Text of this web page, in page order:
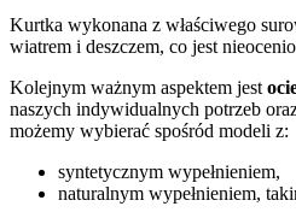
Kurtka wykonana z właściwego
wiatrem i deszczem, co jest
Kolejnym ważnym aspektem jest
naszych indywidualnych potrzeb
możemy wybierać spośród modeli z:
syntetycznym wypełnieniem,
naturalnym wypełnieniem,